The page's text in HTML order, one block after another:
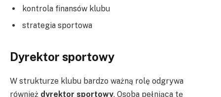
kontrola finansów klubu
strategia sportowa
Dyrektor sportowy
W strukturze klubu bardzo ważną rolę odgrywa
również dyrektor sportowy. Osoba pełniąca tę